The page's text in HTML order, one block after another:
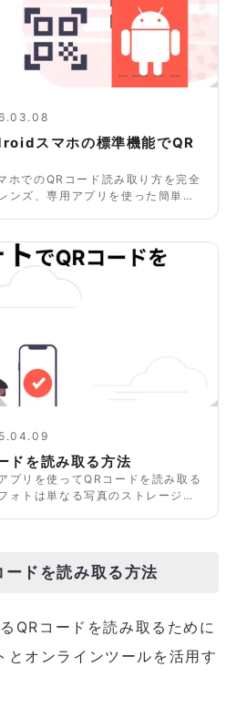
スマホの標準機能でQR
でのQRコード読み取り方を完全
ズ、専用アプリを使った簡単な
ドを読み取る方法
プリを使ってQRコードを読み取る
トは単なる写真のストレージ以
ドを読み取る方法
QRコードを読み取るために
とオンラインツールを活用す